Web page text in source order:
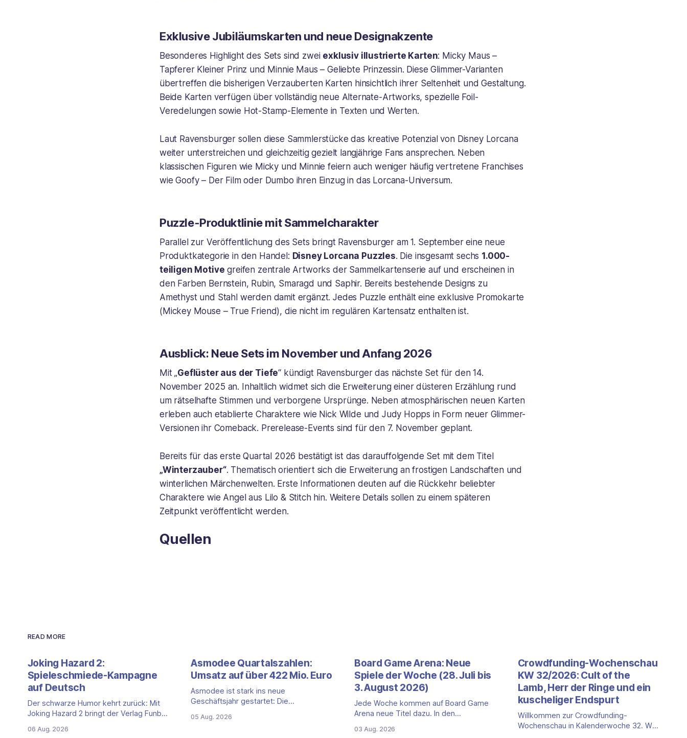
Exklusive Jubiläumskarten und neue Designakzente
Besonderes Highlight des Sets sind zwei exklusiv illustrierte Karten: Micky Maus –
Tapferer Kleiner Prinz und Minnie Maus – Geliebte Prinzessin. Diese Glimmer-Varianten
übertreffen die bisherigen Verzauberten Karten hinsichtlich ihrer Seltenheit und Gestaltung.
Beide Karten verfügen über vollständig neue Alternate-Artworks, spezielle Foil-
Veredelungen sowie Hot-Stamp-Elemente in Texten und Werten.
Laut Ravensburger sollen diese Sammlerstücke das kreative Potenzial von Disney Lorcana
weiter unterstreichen und gleichzeitig gezielt langjährige Fans ansprechen. Neben
klassischen Figuren wie Micky und Minnie feiern auch weniger häufig vertretene Franchises
wieGoofy – Der Filmoder Dumbo ihren Einzug in das Lorcana-Universum.
Puzzle-Produktlinie mit Sammelcharakter
Parallel zur Veröffentlichung des Sets bringt Ravensburger am 1. September eine neue
Produktkategorie in den Handel: Disney Lorcana Puzzles. Die insgesamt sechs 1.000-
teiligen Motive greifen zentrale Artworks der Sammelkartenserie auf und erscheinen in
den Farben Bernstein, Rubin, Smaragd und Saphir. Bereits bestehende Designs zu
Amethyst und Stahl werden damit ergänzt. Jedes Puzzle enthält eine exklusive Promokarte
( Mickey Mouse – True Friend), die nicht im regulären Kartensatz enthalten ist.
Ausblick: Neue Sets im November und Anfang 2026
Mit „Geflüster aus der Tiefe“ kündigt Ravensburger das nächste Set für den 14.
November 2025 an. Inhaltlich widmet sich die Erweiterung einer düsteren Erzählung rund
um rätselhafte Stimmen und verborgene Ursprünge. Neben atmosphärischen neuen Karten
erleben auch etablierte Charaktere wie Nick Wilde und Judy Hopps in Form neuer Glimmer-
Versionen ihr Comeback. Prerelease-Events sind für den 7. November geplant.
Bereits für das erste Quartal 2026 bestätigt ist das darauffolgende Set mit dem Titel
„Winterzauber“. Thematisch orientiert sich die Erweiterung an frostigen Landschaften und
winterlichen Märchenwelten. Erste Informationen deuten auf die Rückkehr beliebter
Charaktere wie Angel aus Lilo & Stitchhin. Weitere Details sollen zu einem späteren
Zeitpunkt veröffentlicht werden.
Quellen
READ MORE
Joking Hazard 2:
Spieleschmiede-Kampagne
auf Deutsch
Der schwarze Humor kehrt zurück: Mit
Joking Hazard 2 bringt der Verlag Funbot
Party-Kartenspiels von den Machern von
06 Aug. 2026
Asmodee Quartalszahlen:
Umsatz auf über 422 Mio. Euro
Asmodee ist stark ins neue
Geschäftsjahr gestartet: Die
(April bis Juni 2026) fallen deutlich aus —
05 Aug. 2026
Board Game Arena: Neue
Spiele der Woche (28. Juli bis
3. August 2026)
Jede Woche kommen auf Board Game
Arena neue Titel dazu. In den
Titel auf der Plattform gestartet: die
03 Aug. 2026
Crowdfunding-Wochenschau
KW 32/2026: Cult of the
Lamb, Herr der Ringe und ein
kuscheliger Endspurt
Willkommen zur Crowdfunding-
Wochenschau in Kalenderwoche 32. Wir